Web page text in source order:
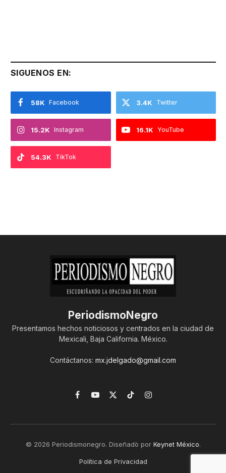
SIGUENOS EN:
Facebook
58K Twitter
3.4K
Instagram
15.2K YouTube
16.1K
TikTok
54.3K
PeriodismoNegro
Presentamos hechos noticiosos y centrados en la ciudad de
Mexicali, Baja California. México.
Contáctanos: mx.jdelgado@gmail.com
Facebook
YouTube
X
TikTokInstagram
© 2026 Periodismonegro. Diseñado por Keynet México.
Política de Privacidad